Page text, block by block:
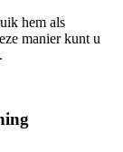
hem als
manier kunt u